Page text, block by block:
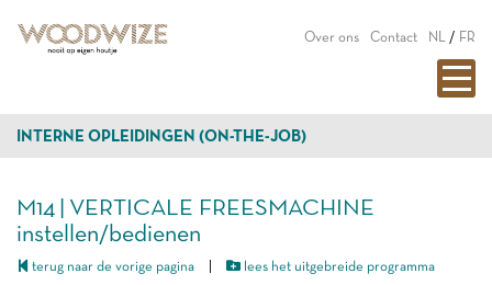
Over ons Contact NL / FR
INTERNE OPLEIDINGEN (ON-THE-JOB)
M14 | VERTICALE FREESMACHINE
instellen/bedienen
terug naar de vorige pagina lees het uitgebreide programma